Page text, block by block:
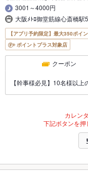
3001～4000円
大阪ﾒﾄﾛ御堂筋線心斎橋駅
【アプリ予約限定】最大350ポイ
ポイントプラス対象店
クーポン
【幹事様必見】10名様以
カレン
下記ボタンを押